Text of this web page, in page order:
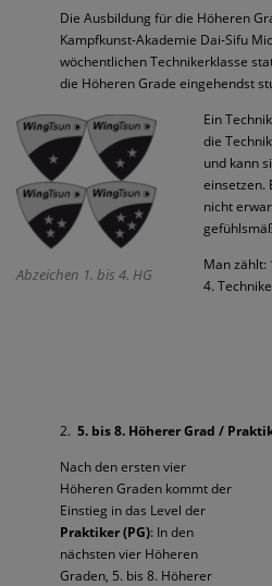
Die Ausbildung für die Höheren
Kampfkunst-Akademie Dai-Sifu
wöchentlichen Technikerklasse
die Höheren Grade eingehendst
Abzeichen 1. bis 4. HG
Ein
die
und kann
einsetzen.
nicht
Man zählt:
4.
2. 5. bis 8. Höherer Grad /
Nach den ersten vier
Höheren Graden kommt der
Einstieg in das Level der
Praktiker (PG): In den
nächsten vier Höheren
Graden, 5. bis 8. Höherer